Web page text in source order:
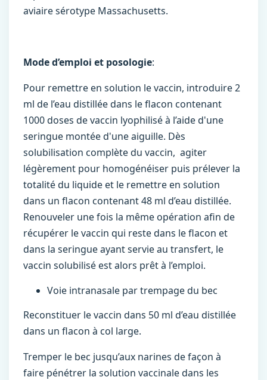
aviaire sérotype Massachusetts.
Mode d’emploi et posologie:
Pour remettre en solution le vaccin, introduire 2
ml de l’eau distillée dans le flacon contenant
1000 doses de vaccin lyophilisé à l’aide d'une
seringue montée d'une aiguille. Dès
solubilisation complète du vaccin, agiter
légèrement pour homogénéiser puis prélever la
totalité du liquide et le remettre en solution
dans un flacon contenant 48 ml d’eau distillée.
Renouveler une fois la même opération afin de
récupérer le vaccin qui reste dans le flacon et
dans la seringue ayant servie au transfert, le
vaccin solubilisé est alors prêt à l’emploi.
Voie intranasale par trempage du bec
Reconstituer le vaccin dans 50 ml d’eau distillée
dans un flacon à col large.
Tremper le bec jusqu’aux narines de façon à
faire pénétrer la solution vaccinale dans les